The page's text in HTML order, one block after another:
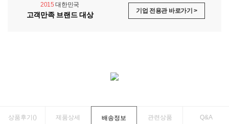
2015 대한민국
고객만족 브랜드 대상 기업 전용관 바로가기 >
상품후기() 제품상세 배송정보 관련상품 Q&A